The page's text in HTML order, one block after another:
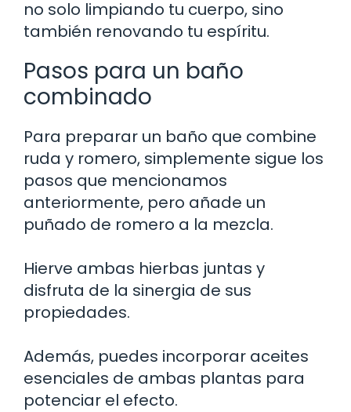
no solo limpiando tu cuerpo, sino
también renovando tu espíritu.
Pasos para un baño
combinado
Para preparar un baño que combine
ruda y romero, simplemente sigue los
pasos que mencionamos
anteriormente, pero añade un
puñado de romero a la mezcla.
Hierve ambas hierbas juntas y
disfruta de la sinergia de sus
propiedades.
Además, puedes incorporar aceites
esenciales de ambas plantas para
potenciar el efecto.